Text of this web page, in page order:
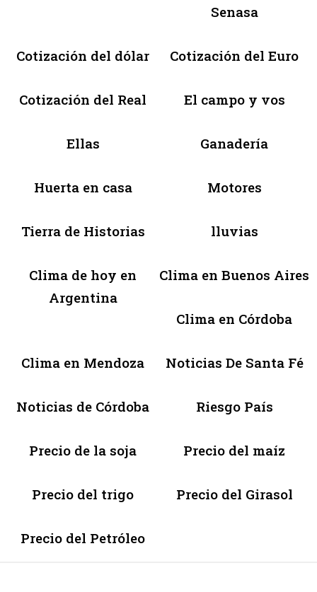
Senasa
Cotización del dólar Cotización del Euro
Cotización del Real El campo y vos
Ellas Ganadería
Huerta en casa Motores
Tierra de Historias lluvias
Clima de hoy en
Argentina
Clima en Buenos Aires
Clima en Córdoba
Clima en Mendoza Noticias De Santa Fé
Noticias de Córdoba Riesgo País
Precio de la soja Precio del maíz
Precio del trigo Precio del Girasol
Precio del Petróleo